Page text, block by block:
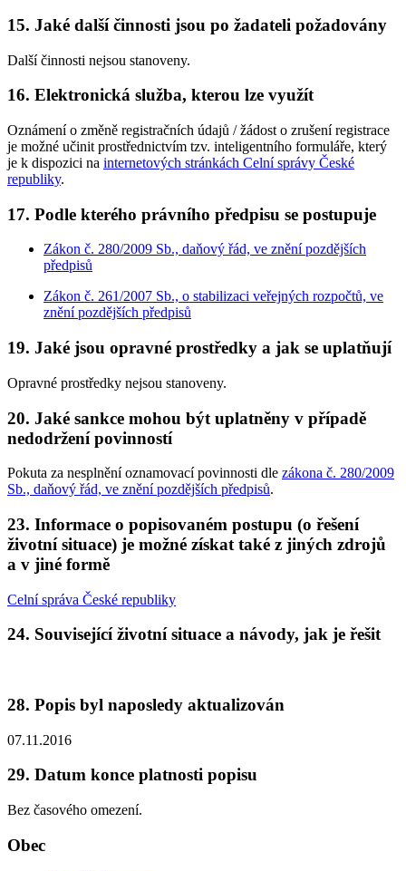
15. Jaké další činnosti jsou po žadateli požadovány
Další činnosti nejsou stanoveny.
16. Elektronická služba, kterou lze využít
Oznámení o změně registračních údajů / žádost o zrušení registrace
je možné učinit prostřednictvím tzv. inteligentního formuláře, který
je k dispozici na internetových stránkách Celní správy České
republiky.
17. Podle kterého právního předpisu se postupuje
Zákon č. 280/2009 Sb., daňový řád, ve znění pozdějších
předpisů
Zákon č. 261/2007 Sb., o stabilizaci veřejných rozpočtů, ve
znění pozdějších předpisů
19. Jaké jsou opravné prostředky a jak se uplatňují
Opravné prostředky nejsou stanoveny.
20. Jaké sankce mohou být uplatněny v případě
nedodržení povinností
Pokuta za nesplnění oznamovací povinnosti dle zákona č. 280/2009
Sb., daňový řád, ve znění pozdějších předpisů.
23. Informace o popisovaném postupu (o řešení
životní situace) je možné získat také z jiných zdrojů
a v jiné formě
Celní správa České republiky
24. Související životní situace a návody, jak je řešit
28. Popis byl naposledy aktualizován
07.11.2016
29. Datum konce platnosti popisu
Bez časového omezení.
Obec